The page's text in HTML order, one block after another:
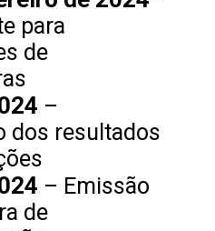
para
de
–
dos resultados
– Emissão
de